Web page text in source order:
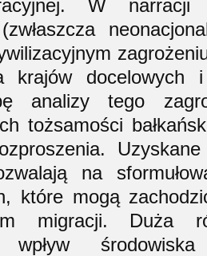
W narracji
krajów docelowych
analizy tego
tożsamości
na
które mogą
migracji. Duża
wpływ